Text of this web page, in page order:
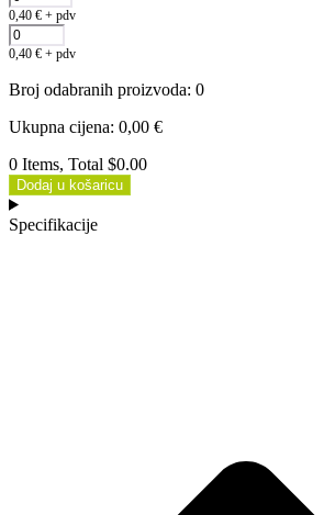
0,40 € + pdv
0,40 € + pdv
Broj odabranih proizvoda: 0
Ukupna cijena: 0,00 €
0 Items, Total $0.00
Dodaj u košaricu
Specifikacije